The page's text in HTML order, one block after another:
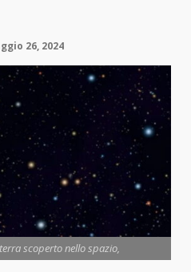
26, 2024
scoperto nello spazio,